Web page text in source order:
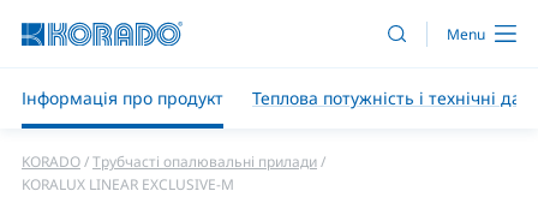
Інформація про продукт Теплова потужність і технічні дані
KORADO Трубчасті опалювальні прилади
KORALUX LINEAR EXCLUSIVE-M